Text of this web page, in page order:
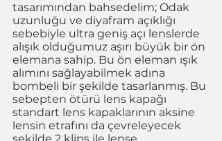
tasarımından bahsedelim; Odak
uzunluğu ve diyafram açıklığı
sebebiyle ultra geniş açı lenslerde
alışık olduğumuz aşırı büyük bir ön
elemana sahip. Bu ön eleman ışık
alımını sağlayabilmek adına
bombeli bir şekilde tasarlanmış. Bu
sebepten ötürü lens kapağı
standart lens kapaklarının aksine
lensin etrafını da çevreleyecek